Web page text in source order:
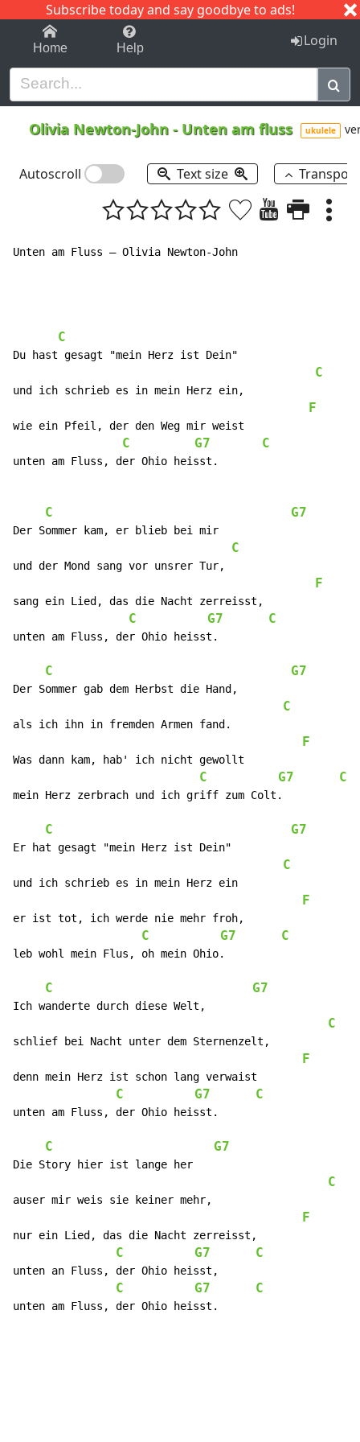
Subscribe today and say goodbye to ads!
1-9 C I J
Home Help Login
Olivia Newton-John - Unten am fluss ukulele
Autoscroll Text size
Unten am Fluss – Olivia Newton-John
C
Du hast gesagt "mein Herz ist Dein"
C
und ich schrieb es in mein Herz ein,
F
wie ein Pfeil, der den Weg mir weist
C G7 C
unten am Fluss, der Ohio heisst.
C G7
Der Sommer kam, er blieb bei mir
C
und der Mond sang vor unsrer Tur,
F
sang ein Lied, das die Nacht zerreisst,
C G7 C
unten am Fluss, der Ohio heisst.
C G7
Der Sommer gab dem Herbst die Hand,
C
als ich ihn in fremden Armen fand.
F
Was dann kam, hab' ich nicht gewollt
C G7 C
mein Herz zerbrach und ich griff zum Colt.
C G7
Er hat gesagt "mein Herz ist Dein"
C
und ich schrieb es in mein Herz ein
F
er ist tot, ich werde nie mehr froh,
C G7 C
leb wohl mein Flus, oh mein Ohio.
C G7
Ich wanderte durch diese Welt,
C
schlief bei Nacht unter dem Sternenzelt,
F
denn mein Herz ist schon lang verwaist
C G7 C
unten am Fluss, der Ohio heisst.
C G7
Die Story hier ist lange her
C
auser mir weis sie keiner mehr,
F
nur ein Lied, das die Nacht zerreisst,
C G7 C
unten an Fluss, der Ohio heisst,
C G7 C
unten am Fluss, der Ohio heisst.